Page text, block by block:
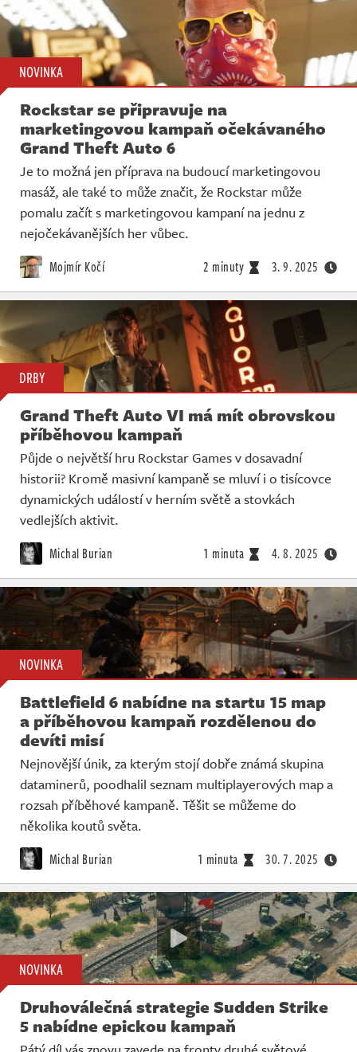
NOVINKA
Rockstar se připravuje na
marketingovou kampaň očekávaného
Grand Theft Auto 6
Je to možná jen příprava na budoucí marketingovou
masáž, ale také to může značit, že Rockstar může
pomalu začít s marketingovou kampaní na jednu z
nejočekávanějších her vůbec.
Mojmír Kočí 2 minuty 3. 9. 2025
DRBY
Grand Theft Auto VI má mít obrovskou
příběhovou kampaň
Půjde o největší hru Rockstar Games v dosavadní
historii? Kromě masivní kampaně se mluví i o tisícovce
dynamických událostí v herním světě a stovkách
vedlejších aktivit.
Michal Burian 1 minuta 4. 8. 2025
NOVINKA
Battlefield 6 nabídne na startu 15 map
a příběhovou kampaň rozdělenou do
devíti misí
Nejnovější únik, za kterým stojí dobře známá skupina
dataminerů, poodhalil seznam multiplayerových map a
rozsah příběhové kampaně. Těšit se můžeme do
několika koutů světa.
Michal Burian 1 minuta 30. 7. 2025
NOVINKA
Druhoválečná strategie Sudden Strike
5 nabídne epickou kampaň